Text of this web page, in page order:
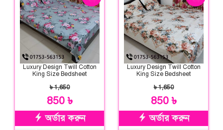
Luxury Design Twill Cotton
King Size Bedsheet
৳ 1,650
850 ৳
অর্ডার করুন
Luxury Design Twill Cotton
King Size Bedsheet
৳ 1,650
850 ৳
অর্ডার করুন